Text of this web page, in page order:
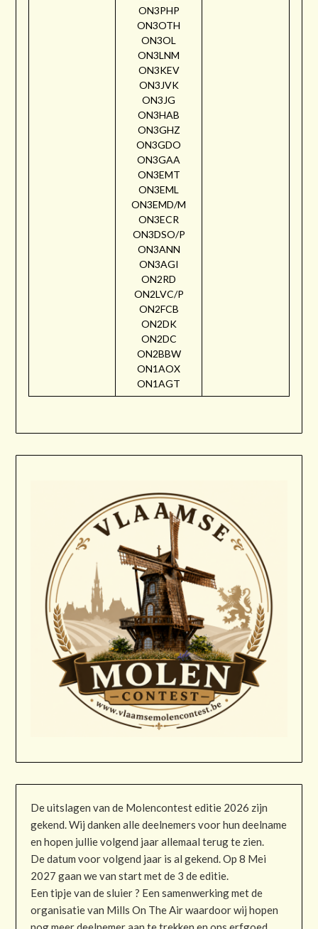
ON3PHP
ON3OTH
ON3OL
ON3LNM
ON3KEV
ON3JVK
ON3JG
ON3HAB
ON3GHZ
ON3GDO
ON3GAA
ON3EMT
ON3EML
ON3EMD/M
ON3ECR
ON3DSO/P
ON3ANN
ON3AGI
ON2RD
ON2LVC/P
ON2FCB
ON2DK
ON2DC
ON2BBW
ON1AOX
ON1AGT
De uitslagen van de Molencontest editie 2026 zijn
gekend. Wij danken alle deelnemers voor hun deelname
en hopen jullie volgend jaar allemaal terug te zien.
De datum voor volgend jaar is al gekend. Op 8 Mei
2027 gaan we van start met de 3 de editie.
Een tipje van de sluier ? Een samenwerking met de
organisatie van Mills On The Air waardoor wij hopen